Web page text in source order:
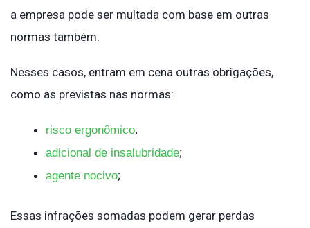
a empresa pode ser multada com base em outras
normas também.
Nesses casos, entram em cena outras obrigações,
como as previstas nas normas:
risco ergonômico;
adicional de insalubridade;
agente nocivo;
Essas infrações somadas podem gerar perdas